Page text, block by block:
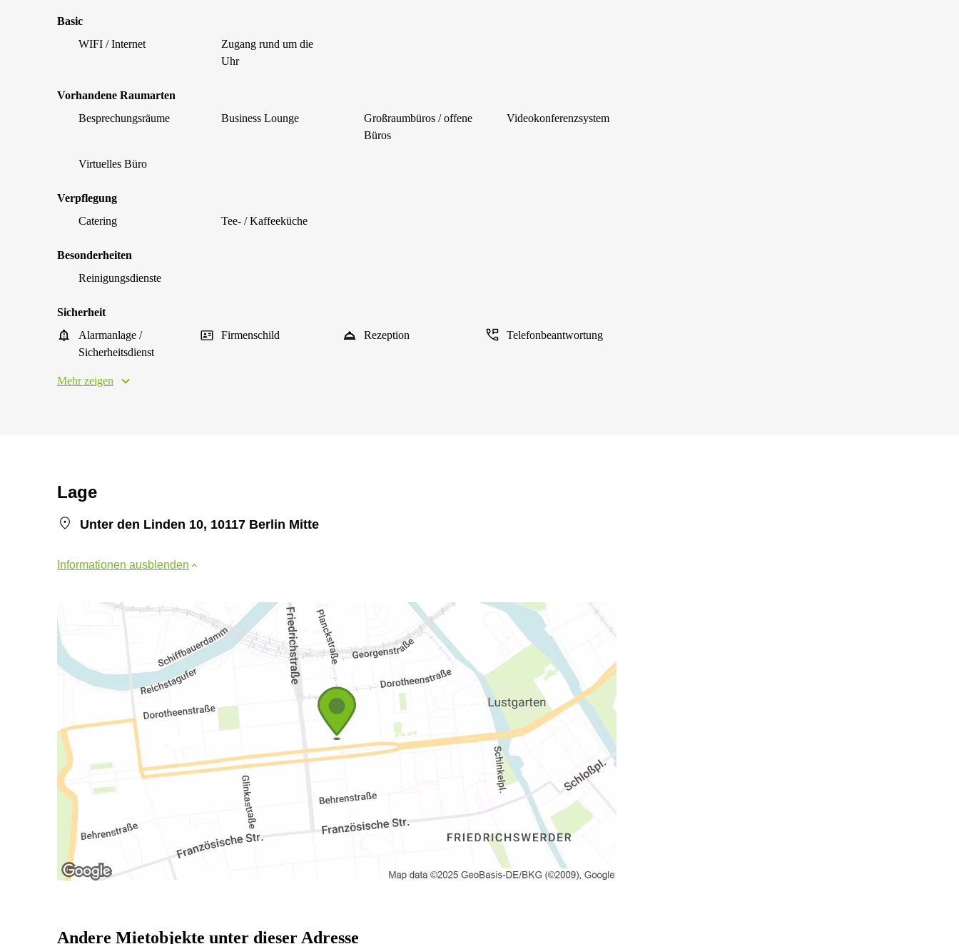
Basic
WIFI / Internet
Zugang rund um die
Uhr
Vorhandene Raumarten
Besprechungsräume
Business Lounge
Großraumbüros / offene
Büros
Videokonferenzsystem
Virtuelles Büro
Verpflegung
Catering
Tee- / Kaffeeküche
Besonderheiten
Reinigungsdienste
Sicherheit
Alarmanlage /
Sicherheitsdienst
Firmenschild Rezeption Telefonbeantwortung
Mehr zeigen
Lage
Unter den Linden 10, 10117 Berlin Mitte
Informationen ausblenden
Andere Mietobjekte unter dieser Adresse